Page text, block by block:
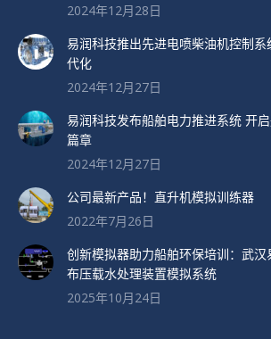
2024年12月28日
易润科技推出先进电喷柴油机控制
代化
2024年12月27日
易润科技发布船舶电力推进系统 开
篇章
2024年12月27日
公司最新产品！直升机模拟训练器
2022年7月26日
创新模拟器助力船舶环保培训：武
布压载水处理装置模拟系统
2025年10月24日